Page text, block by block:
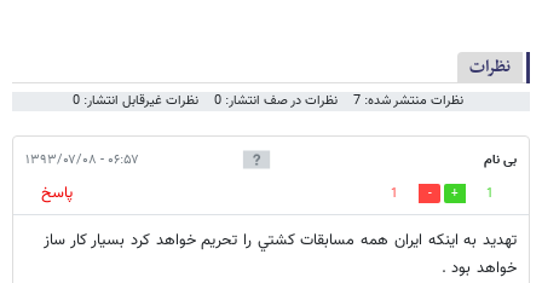
نظرات
نظرات منتشر شده: 7 نظرات در صف انتشار: 0 نظرات غیرقابل انتشار: 0
بی نام ۰۶:۵۷ - ۱۳۹۳/۰۷/۰۸
1
1
پاسخ
تهديد به اينكه ايران همه مسابقات كشتي را تحريم خواهد كرد بسيار كار ساز
خواهد بود .